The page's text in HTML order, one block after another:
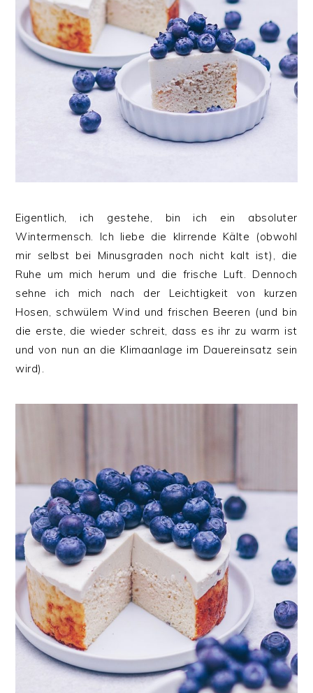
Eigentlich, ich gestehe, bin ich ein absoluter
Wintermensch. Ich liebe die klirrende Kälte (obwohl
mir selbst bei Minusgraden noch nicht kalt ist), die
Ruhe um mich herum und die frische Luft. Dennoch
sehne ich mich nach der Leichtigkeit von kurzen
Hosen, schwülem Wind und frischen Beeren (und bin
die erste, die wieder schreit, dass es ihr zu warm ist
und von nun an die Klimaanlage im Dauereinsatz sein
wird).